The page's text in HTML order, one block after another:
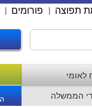
תפוצה פורומים
לאומי
הממשלה